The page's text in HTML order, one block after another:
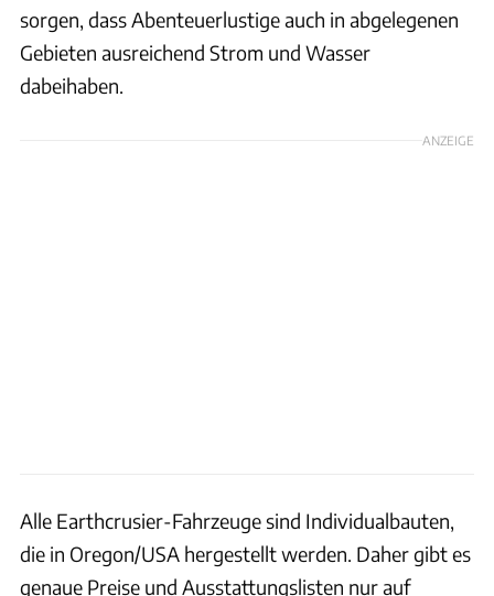
sorgen, dass Abenteuerlustige auch in abgelegenen
Gebieten ausreichend Strom und Wasser
dabeihaben.
ANZEIGE
Alle Earthcrusier-Fahrzeuge sind Individualbauten,
die in Oregon/USA hergestellt werden. Daher gibt es
genaue Preise und Ausstattungslisten nur auf